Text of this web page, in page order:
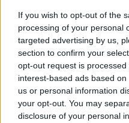
If you wish to opt-out of the
processing of your personal
targeted advertising by us,
section to confirm your
opt-out request is
interest-based ads based
us or personal information
your opt-out. You may
disclosure of your personal
2028
0,19$
2029
0,29$
2030
0,45 USD